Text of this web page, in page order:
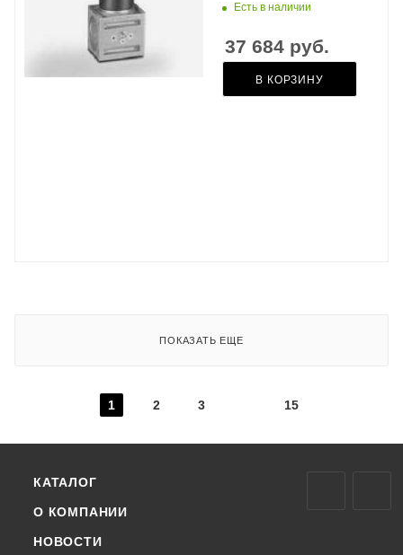
Есть в наличии
37 684 руб.
В КОРЗИНУ
ПОКАЗАТЬ ЕЩЕ
1 2 3 15
КАТАЛОГ
О КОМПАНИИ
НОВОСТИ